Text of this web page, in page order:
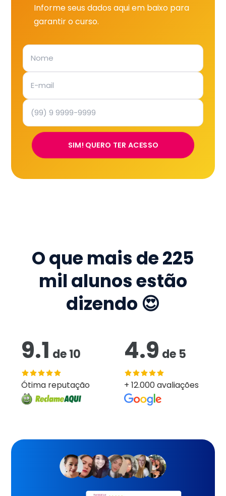
Informe seus dados aqui em baixo para
garantir o curso.
SIM! QUERO TER ACESSO
O que mais de225
mil alunos estão
dizendo 😍
9.1 de10
Ótima reputação
4.9 de 5
+ 12.000 avaliações